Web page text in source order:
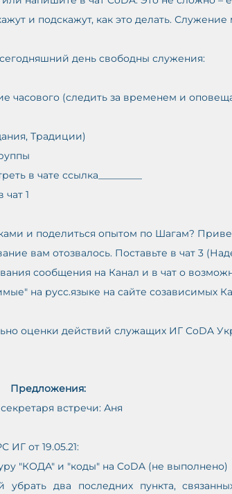
и подскажут, как это делать.
день свободны служения:
часового (следить за временем и
Традиции)
в чате ссылка_________
чат 1
вам отозвалось. Поставьте в чат 3
сообщения на Канал и в чат о
на русс.языке на сайте созависимых
оценки действий служащих ИГ CoDA
Предложения:
встречи: Аня
от 19.05.21:
"КОДА" и "коды" на CoDA (не выполнено)
два последних пункта,